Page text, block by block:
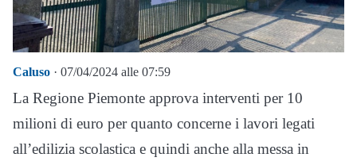
Caluso · 07/04/2024 alle 07:59
La Regione Piemonte approva interventi per 10
milioni di euro per quanto concerne i lavori legati
all’edilizia scolastica e quindi anche alla messa in